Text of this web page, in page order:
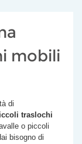
mobili
di
traslochi
o piccoli
bisogno di